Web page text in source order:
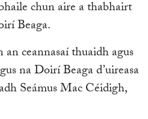
chun aire a thabhairt
Beaga.
ceannasaí thuaidh agus
na Doirí Beaga d’uireasa
Seámus Mac Céidigh,